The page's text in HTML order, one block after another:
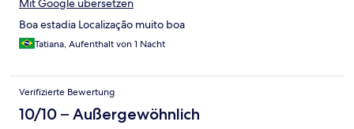
Mit Google übersetzen
Boa estadia Localização muito boa
Tatiana, Aufenthalt von 1 Nacht
Verifizierte Bewertung
10/10 – Außergewöhnlich